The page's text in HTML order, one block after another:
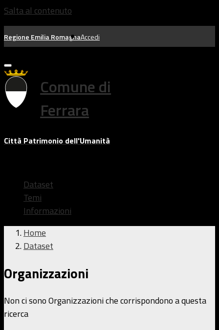
Salta al contenuto
Regione Emilia RomagnaAccedi
Comune di
Ferrara
Città Patrimonio dell'Umanità
Dataset
Temi
Informazioni
Home
Dataset
Organizzazioni
Non ci sono Organizzazioni che corrispondono a questa
ricerca